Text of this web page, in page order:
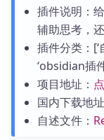
插件说明：
辅助思考，
插件分类：[‘
‘obsidian插
项目地址：
国内下载地址
自述文件：